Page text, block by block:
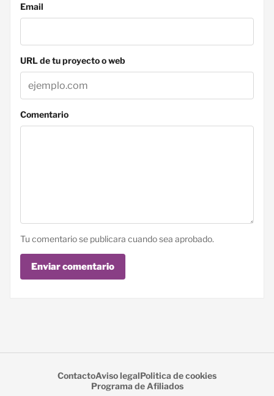
Email
URL de tu proyecto o web
Comentario
Tu comentario se publicara cuando sea aprobado.
Enviar comentario
ContactoAviso legalPolitica de cookies
Programa de Afiliados